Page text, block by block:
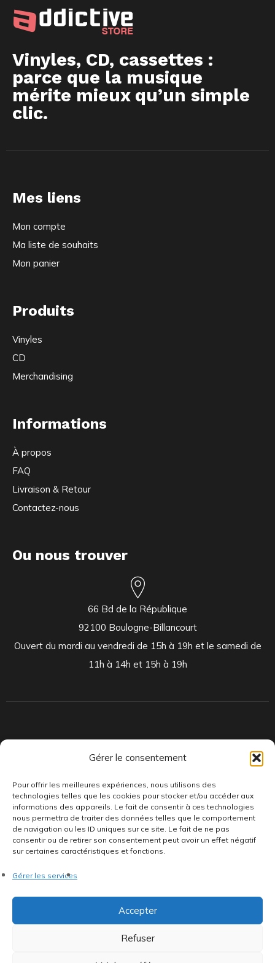
Gérer le consentement
Pour offrir les meilleures expériences, nous utilisons des
technologies telles que les cookies pour stocker et/ou accéder aux
informations des appareils. Le fait de consentir à ces technologies
nous permettra de traiter des données telles que le comportement
de navigation ou les ID uniques sur ce site. Le fait de ne pas
consentir ou de retirer son consentement peut avoir un effet négatif
sur certaines caractéristiques et fonctions.
Gérer les services
Accepter
Refuser
Vinyles, CD, cassettes :
parce que la musique
mérite mieux qu’un simple
clic.
Mes liens
Mon compte
Ma liste de souhaits
Mon panier
Produits
Vinyles
CD
Merchandising
Informations
À propos
FAQ
Livraison & Retour
Contactez-nous
Ou nous trouver
66 Bd de la République
92100 Boulogne-Billancourt
Ouvert du mardi au vendredi de 15h à 19h et le samedi de
11h à 14h et 15h à 19h
toujours des pépites musicales, dont des vinyles rares et exclusifs.
confidentialité
Politique de cookies•Termes & Condition•Mentions légales